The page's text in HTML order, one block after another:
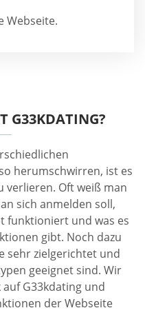
Webseite.
G33KDATING?
herumschwirren, ist es
verlieren. Oft weiß man
sich anmelden soll,
funktioniert und was es
gibt. Noch dazu
sehr zielgerichtet und
geeignet sind. Wir
G33kdating und
der Webseite